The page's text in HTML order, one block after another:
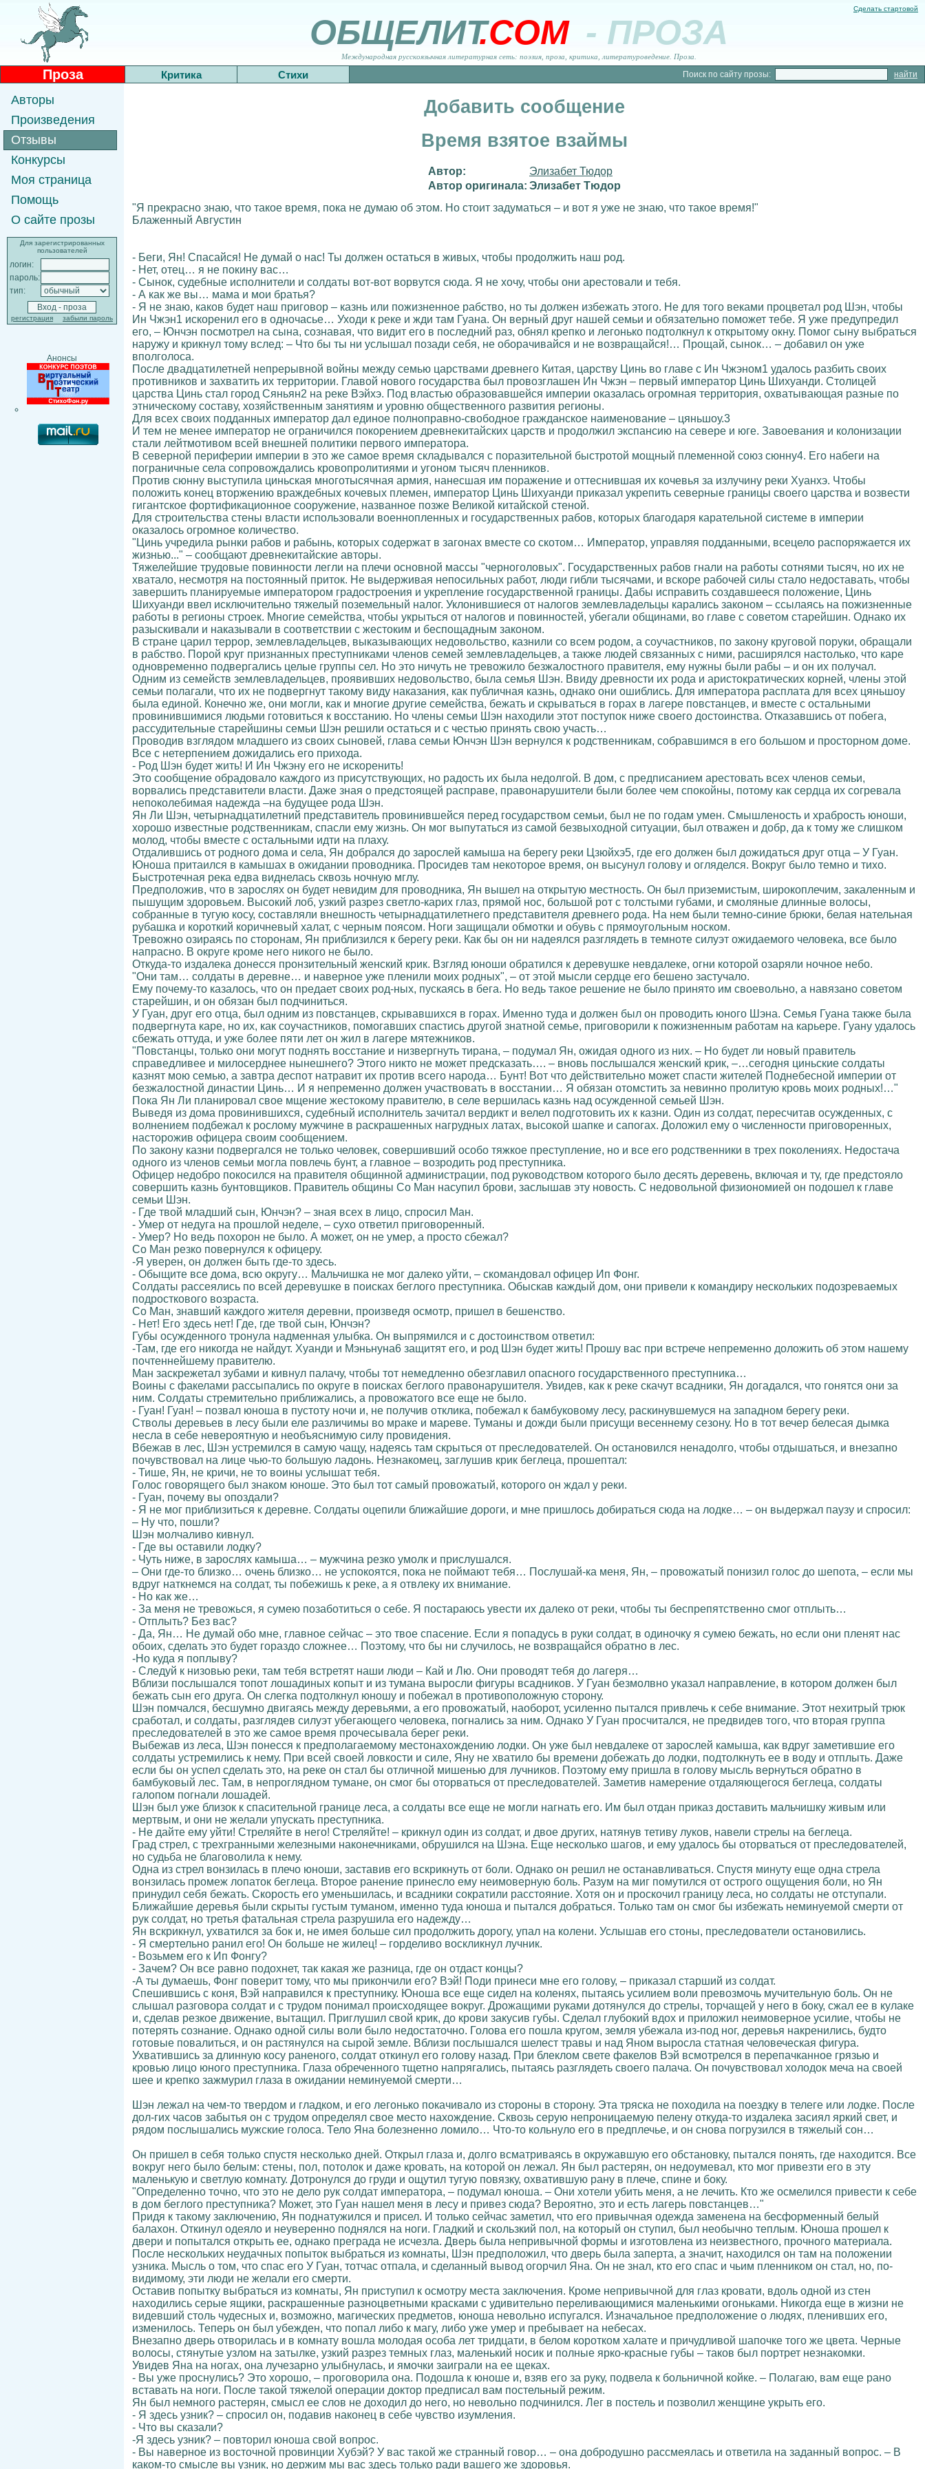
Сделать стартовой
ОБЩЕЛИТ.COM - ПРОЗА
Международная русскоязычная литературная сеть: поэзия, проза, критика, литературоведение. Проза.
Проза Критика Стихи Поиск по сайту прозы:
Авторы
Произведения
Отзывы
Конкурсы
Моя страница
Помощь
О сайте прозы
Для зарегистрированных
пользователей
логин:
пароль:
тип:
регистрация забыли пароль
Анонсы
Добавить сообщение
Время взятое взаймы
Автор:
Элизабет Тюдор
Автор оригинала: Элизабет Тюдор
"Я прекрасно знаю, что такое время, пока не думаю об этом. Но стоит задуматься – и вот я уже не знаю, что такое время!"
Блаженный Августин
- Беги, Ян! Спасайся! Не думай о нас! Ты должен остаться в живых, чтобы продолжить наш род.
- Нет, отец… я не покину вас…
- Сынок, судебные исполнители и солдаты вот-вот ворвутся сюда. Я не хочу, чтобы они арестовали и тебя.
- А как же вы… мама и мои братья?
- Я не знаю, каков будет наш приговор – казнь или пожизненное рабство, но ты должен избежать этого. Не для того веками процветал род Шэн, чтобы
Ин Чжэн1 искоренил его в одночасье… Уходи к реке и жди там Гуана. Он верный друг нашей семьи и обязательно поможет тебе. Я уже предупредил
его, – Юнчэн посмотрел на сына, сознавая, что видит его в последний раз, обнял крепко и легонько подтолкнул к открытому окну. Помог сыну выбраться
наружу и крикнул тому вслед: – Что бы ты ни услышал позади себя, не оборачивайся и не возвращайся!… Прощай, сынок… – добавил он уже
вполголоса.
После двадцатилетней непрерывной войны между семью царствами древнего Китая, царству Цинь во главе с Ин Чжэном1 удалось разбить своих
противников и захватить их территории. Главой нового государства был провозглашен Ин Чжэн – первый император Цинь Шихуанди. Столицей
царства Цинь стал город Сяньян2 на реке Вэйхэ. Под властью образовавшейся империи оказалась огромная территория, охватывающая разные по
этническому составу, хозяйственным занятиям и уровню общественного развития регионы.
Для всех своих подданных император дал единое полноправно-свободное гражданское наименование – цяньшоу.3
И тем не менее император не ограничился покорением древнекитайских царств и продолжил экспансию на севере и юге. Завоевания и колонизации
стали лейтмотивом всей внешней политики первого императора.
В северной периферии империи в это же самое время складывался с поразительной быстротой мощный племенной союз сюнну4. Его набеги на
пограничные села сопровождались кровопролитиями и угоном тысяч пленников.
Против сюнну выступила циньская многотысячная армия, нанесшая им поражение и оттеснившая их кочевья за излучину реки Хуанхэ. Чтобы
положить конец вторжению враждебных кочевых племен, император Цинь Шихуанди приказал укрепить северные границы своего царства и возвести
гигантское фортификационное сооружение, названное позже Великой китайской стеной.
Для строительства стены власти использовали военнопленных и государственных рабов, которых благодаря карательной системе в империи
оказалось огромное количество.
"Цинь учредила рынки рабов и рабынь, которых содержат в загонах вместе со скотом… Император, управляя подданными, всецело распоряжается их
жизнью..." – сообщают древнекитайские авторы.
Тяжелейшие трудовые повинности легли на плечи основной массы "черноголовых". Государственных рабов гнали на работы сотнями тысяч, но их не
хватало, несмотря на постоянный приток. Не выдерживая непосильных работ, люди гибли тысячами, и вскоре рабочей силы стало недоставать, чтобы
завершить планируемые императором градостроения и укрепление государственной границы. Дабы исправить создавшееся положение, Цинь
Шихуанди ввел исключительно тяжелый поземельный налог. Уклонившиеся от налогов землевладельцы карались законом – ссылаясь на пожизненные
работы в регионы строек. Многие семейства, чтобы укрыться от налогов и повинностей, убегали общинами, во главе с советом старейшин. Однако их
разыскивали и наказывали в соответствии с жестоким и беспощадным законом.
В стране царил террор, землевладельцев, выказывающих недовольство, казнили со всем родом, а соучастников, по закону круговой поруки, обращали
в рабство. Порой круг признанных преступниками членов семей землевладельцев, а также людей связанных с ними, расширялся настолько, что каре
одновременно подвергались целые группы сел. Но это ничуть не тревожило безжалостного правителя, ему нужны были рабы – и он их получал.
Одним из семейств землевладельцев, проявивших недовольство, была семья Шэн. Ввиду древности их рода и аристократических корней, члены этой
семьи полагали, что их не подвергнут такому виду наказания, как публичная казнь, однако они ошиблись. Для императора расплата для всех цяньшоу
была единой. Конечно же, они могли, как и многие другие семейства, бежать и скрываться в горах в лагере повстанцев, и вместе с остальными
провинившимися людьми готовиться к восстанию. Но члены семьи Шэн находили этот поступок ниже своего достоинства. Отказавшись от побега,
рассудительные старейшины семьи Шэн решили остаться и с честью принять свою участь…
Проводив взглядом младшего из своих сыновей, глава семьи Юнчэн Шэн вернулся к родственникам, собравшимся в его большом и просторном доме.
Все с нетерпением дожидались его прихода.
- Род Шэн будет жить! И Ин Чжэну его не искоренить!
Это сообщение обрадовало каждого из присутствующих, но радость их была недолгой. В дом, с предписанием арестовать всех членов семьи,
ворвались представители власти. Даже зная о предстоящей расправе, правонарушители были более чем спокойны, потому как сердца их согревала
непоколебимая надежда –на будущее рода Шэн.
Ян Ли Шэн, четырнадцатилетний представитель провинившейся перед государством семьи, был не по годам умен. Смышленость и храбрость юноши,
хорошо известные родственникам, спасли ему жизнь. Он мог выпутаться из самой безвыходной ситуации, был отважен и добр, да к тому же слишком
молод, чтобы вместе с остальными идти на плаху.
Отдалившись от родного дома и села, Ян добрался до зарослей камыша на берегу реки Цзюйхэ5, где его должен был дожидаться друг отца – У Гуан.
Юноша притаился в камышах в ожидании проводника. Просидев там некоторое время, он высунул голову и огляделся. Вокруг было темно и тихо.
Быстротечная река едва виднелась сквозь ночную мглу.
Предположив, что в зарослях он будет невидим для проводника, Ян вышел на открытую местность. Он был приземистым, широкоплечим, закаленным и
пышущим здоровьем. Высокий лоб, узкий разрез светло-карих глаз, прямой нос, большой рот с толстыми губами, и смоляные длинные волосы,
собранные в тугую косу, составляли внешность четырнадцатилетнего представителя древнего рода. На нем были темно-синие брюки, белая нательная
рубашка и короткий коричневый халат, с черным поясом. Ноги защищали обмотки и обувь с прямоугольным носком.
Тревожно озираясь по сторонам, Ян приблизился к берегу реки. Как бы он ни надеялся разглядеть в темноте силуэт ожидаемого человека, все было
напрасно. В округе кроме него никого не было.
Откуда-то издалека донесся пронзительный женский крик. Взгляд юноши обратился к деревушке невдалеке, огни которой озаряли ночное небо.
"Они там… солдаты в деревне… и наверное уже пленили моих родных", – от этой мысли сердце его бешено застучало.
Ему почему-то казалось, что он предает своих род-ных, пускаясь в бега. Но ведь такое решение не было принято им своевольно, а навязано советом
старейшин, и он обязан был подчиниться.
У Гуан, друг его отца, был одним из повстанцев, скрывавшихся в горах. Именно туда и должен был он проводить юного Шэна. Семья Гуана также была
подвергнута каре, но их, как соучастников, помогавших спастись другой знатной семье, приговорили к пожизненным работам на карьере. Гуану удалось
сбежать оттуда, и уже более пяти лет он жил в лагере мятежников.
"Повстанцы, только они могут поднять восстание и низвергнуть тирана, – подумал Ян, ожидая одного из них. – Но будет ли новый правитель
справедливее и милосерднее нынешнего? Этого никто не может предсказать…. – вновь послышался женский крик, –…сегодня циньские солдаты
казнят мою семью, а завтра деспот натравит их против всего народа… Бунт! Вот что действительно может спасти жителей Поднебесной империи от
безжалостной династии Цинь… И я непременно должен участвовать в восстании… Я обязан отомстить за невинно пролитую кровь моих родных!…"
Пока Ян Ли планировал свое мщение жестокому правителю, в селе вершилась казнь над осужденной семьей Шэн.
Выведя из дома провинившихся, судебный исполнитель зачитал вердикт и велел подготовить их к казни. Один из солдат, пересчитав осужденных, с
волнением подбежал к рослому мужчине в раскрашенных нагрудных латах, высокой шапке и сапогах. Доложил ему о численности приговоренных,
насторожив офицера своим сообщением.
По закону казни подвергался не только человек, совершивший особо тяжкое преступление, но и все его родственники в трех поколениях. Недостача
одного из членов семьи могла повлечь бунт, а главное – возродить род преступника.
Офицер недобро покосился на правителя общинной администрации, под руководством которого было десять деревень, включая и ту, где предстояло
совершить казнь бунтовщиков. Правитель общины Со Ман насупил брови, заслышав эту новость. С недовольной физиономией он подошел к главе
семьи Шэн.
- Где твой младший сын, Юнчэн? – зная всех в лицо, спросил Ман.
- Умер от недуга на прошлой неделе, – сухо ответил приговоренный.
- Умер? Но ведь похорон не было. А может, он не умер, а просто сбежал?
Со Ман резко повернулся к офицеру.
-Я уверен, он должен быть где-то здесь.
- Обыщите все дома, всю округу… Мальчишка не мог далеко уйти, – скомандовал офицер Ип Фонг.
Солдаты рассеялись по всей деревушке в поисках беглого преступника. Обыскав каждый дом, они привели к командиру нескольких подозреваемых
подросткового возраста.
Со Ман, знавший каждого жителя деревни, произведя осмотр, пришел в бешенство.
- Нет! Его здесь нет! Где, где твой сын, Юнчэн?
Губы осужденного тронула надменная улыбка. Он выпрямился и с достоинством ответил:
-Там, где его никогда не найдут. Хуанди и Мэньнуна6 защитят его, и род Шэн будет жить! Прошу вас при встрече непременно доложить об этом нашему
почтеннейшему правителю.
Ман заскрежетал зубами и кивнул палачу, чтобы тот немедленно обезглавил опасного государственного преступника…
Воины с факелами рассыпались по округе в поисках беглого правонарушителя. Увидев, как к реке скачут всадники, Ян догадался, что гонятся они за
ним. Солдаты стремительно приближались, а провожатого все еще не было.
- Гуан! Гуан! – позвал юноша в пустоту ночи и, не получив отклика, побежал к бамбуковому лесу, раскинувшемуся на западном берегу реки.
Стволы деревьев в лесу были еле различимы во мраке и мареве. Туманы и дожди были присущи весеннему сезону. Но в тот вечер белесая дымка
несла в себе невероятную и необъяснимую силу провидения.
Вбежав в лес, Шэн устремился в самую чащу, надеясь там скрыться от преследователей. Он остановился ненадолго, чтобы отдышаться, и внезапно
почувствовал на лице чью-то большую ладонь. Незнакомец, заглушив крик беглеца, прошептал:
- Тише, Ян, не кричи, не то воины услышат тебя.
Голос говорящего был знаком юноше. Это был тот самый провожатый, которого он ждал у реки.
- Гуан, почему вы опоздали?
- Я не мог приблизиться к деревне. Солдаты оцепили ближайшие дороги, и мне пришлось добираться сюда на лодке… – он выдержал паузу и спросил:
– Ну что, пошли?
Шэн молчаливо кивнул.
- Где вы оставили лодку?
- Чуть ниже, в зарослях камыша… – мужчина резко умолк и прислушался.
– Они где-то близко… очень близко… не успокоятся, пока не поймают тебя… Послушай-ка меня, Ян, – провожатый понизил голос до шепота, – если мы
вдруг наткнемся на солдат, ты побежишь к реке, а я отвлеку их внимание.
- Но как же…
- За меня не тревожься, я сумею позаботиться о себе. Я постараюсь увести их далеко от реки, чтобы ты беспрепятственно смог отплыть…
- Отплыть? Без вас?
- Да, Ян… Не думай обо мне, главное сейчас – это твое спасение. Если я попадусь в руки солдат, в одиночку я сумею бежать, но если они пленят нас
обоих, сделать это будет гораздо сложнее… Поэтому, что бы ни случилось, не возвращайся обратно в лес.
-Но куда я поплыву?
- Следуй к низовью реки, там тебя встретят наши люди – Кай и Лю. Они проводят тебя до лагеря…
Вблизи послышался топот лошадиных копыт и из тумана выросли фигуры всадников. У Гуан безмолвно указал направление, в котором должен был
бежать сын его друга. Он слегка подтолкнул юношу и побежал в противоположную сторону.
Шэн помчался, бесшумно двигаясь между деревьями, а его провожатый, наоборот, усиленно пытался привлечь к себе внимание. Этот нехитрый трюк
сработал, и солдаты, разглядев силуэт убегающего человека, погнались за ним. Однако У Гуан просчитался, не предвидев того, что вторая группа
преследователей в это же самое время прочесывала берег реки.
Выбежав из леса, Шэн понесся к предполагаемому местонахождению лодки. Он уже был невдалеке от зарослей камыша, как вдруг заметившие его
солдаты устремились к нему. При всей своей ловкости и силе, Яну не хватило бы времени добежать до лодки, подтолкнуть ее в воду и отплыть. Даже
если бы он успел сделать это, на реке он стал бы отличной мишенью для лучников. Поэтому ему пришла в голову мысль вернуться обратно в
бамбуковый лес. Там, в непроглядном тумане, он смог бы оторваться от преследователей. Заметив намерение отдаляющегося беглеца, солдаты
галопом погнали лошадей.
Шэн был уже близок к спасительной границе леса, а солдаты все еще не могли нагнать его. Им был отдан приказ доставить мальчишку живым или
мертвым, и они не желали упускать преступника.
- Не дайте ему уйти! Стреляйте в него! Стреляйте! – крикнул один из солдат, и двое других, натянув тетиву луков, навели стрелы на беглеца.
Град стрел, с трехгранными железными наконечниками, обрушился на Шэна. Еще несколько шагов, и ему удалось бы оторваться от преследователей,
но судьба не благоволила к нему.
Одна из стрел вонзилась в плечо юноши, заставив его вскрикнуть от боли. Однако он решил не останавливаться. Спустя минуту еще одна стрела
вонзилась промеж лопаток беглеца. Второе ранение принесло ему неимоверную боль. Разум на миг помутился от острого ощущения боли, но Ян
принудил себя бежать. Скорость его уменьшилась, и всадники сократили расстояние. Хотя он и проскочил границу леса, но солдаты не отступали.
Ближайшие деревья были скрыты густым туманом, именно туда юноша и пытался добраться. Только там он смог бы избежать неминуемой смерти от
рук солдат, но третья фатальная стрела разрушила его надежду…
Ян вскрикнул, ухватился за бок и, не имея больше сил продолжить дорогу, упал на колени. Услышав его стоны, преследователи остановились.
- Я смертельно ранил его! Он больше не жилец! – горделиво воскликнул лучник.
- Возьмем его к Ип Фонгу?
- Зачем? Он все равно подохнет, так какая же разница, где он отдаст концы?
-А ты думаешь, Фонг поверит тому, что мы прикончили его? Вэй! Поди принеси мне его голову, – приказал старший из солдат.
Спешившись с коня, Вэй направился к преступнику. Юноша все еще сидел на коленях, пытаясь усилием воли превозмочь мучительную боль. Он не
слышал разговора солдат и с трудом понимал происходящее вокруг. Дрожащими руками дотянулся до стрелы, торчащей у него в боку, сжал ее в кулаке
и, сделав резкое движение, вытащил. Приглушил свой крик, до крови закусив губы. Сделал глубокий вдох и приложил неимоверное усилие, чтобы не
потерять сознание. Однако одной силы воли было недостаточно. Голова его пошла кругом, земля убежала из-под ног, деревья накренились, будто
готовые повалиться, и он растянулся на сырой земле. Вблизи послышался шелест травы и над Яном выросла статная человеческая фигура.
Ухватившись за длинную косу раненого, солдат откинул его голову назад. При блеклом свете факелов Вэй всмотрелся в перепачканное грязью и
кровью лицо юного преступника. Глаза обреченного тщетно напрягались, пытаясь разглядеть своего палача. Он почувствовал холодок меча на своей
шее и крепко зажмурил глаза в ожидании неминуемой смерти…
Шэн лежал на чем-то твердом и гладком, и его легонько покачивало из стороны в сторону. Эта тряска не походила на поездку в телеге или лодке. После
дол-гих часов забытья он с трудом определял свое место нахождение. Сквозь серую непроницаемую пелену откуда-то издалека засиял яркий свет, и
рядом послышались мужские голоса. Тело Яна болезненно ломило… Что-то кольнуло его в предплечье, и он снова погрузился в тяжелый сон…
Он пришел в себя только спустя несколько дней. Открыл глаза и, долго всматриваясь в окружавшую его обстановку, пытался понять, где находится. Все
вокруг него было белым: стены, пол, потолок и даже кровать, на которой он лежал. Ян был растерян, он недоумевал, кто мог привезти его в эту
маленькую и светлую комнату. Дотронулся до груди и ощутил тугую повязку, охватившую рану в плече, спине и боку.
"Определенно точно, что это не дело рук солдат императора, – подумал юноша. – Они хотели убить меня, а не лечить. Кто же осмелился привести к себе
в дом беглого преступника? Может, это Гуан нашел меня в лесу и привез сюда? Вероятно, это и есть лагерь повстанцев…"
Придя к такому заключению, Ян поднатужился и присел. И только сейчас заметил, что его привычная одежда заменена на бесформенный белый
балахон. Откинул одеяло и неуверенно поднялся на ноги. Гладкий и скользкий пол, на который он ступил, был необычно теплым. Юноша прошел к
двери и попытался открыть ее, однако преграда не исчезла. Дверь была непривычной формы и изготовлена из неизвестного, прочного материала.
После нескольких неудачных попыток выбраться из комнаты, Шэн предположил, что дверь была заперта, а значит, находился он там на положении
узника. Мысль о том, что спас его У Гуан, тотчас отпала, и сделанный вывод огорчил Яна. Он не знал, кто его спас и чьим пленником он стал, но, по-
видимому, эти люди не желали его смерти.
Оставив попытку выбраться из комнаты, Ян приступил к осмотру места заключения. Кроме непривычной для глаз кровати, вдоль одной из стен
находились серые ящики, раскрашенные разноцветными красками с удивительно переливающимися маленькими огоньками. Никогда еще в жизни не
видевший столь чудесных и, возможно, магических предметов, юноша невольно испугался. Изначальное предположение о людях, пленивших его,
изменилось. Теперь он был убежден, что попал либо к магу, либо уже умер и пребывает на небесах.
Внезапно дверь отворилась и в комнату вошла молодая особа лет тридцати, в белом коротком халате и причудливой шапочке того же цвета. Черные
волосы, стянутые узлом на затылке, узкий разрез темных глаз, маленький носик и полные ярко-красные губы – таков был портрет незнакомки.
Увидев Яна на ногах, она лучезарно улыбнулась, и ямочки заиграли на ее щеках.
- Вы уже проснулись? Это хорошо, – проговорила она. Подошла к юноше и, взяв его за руку, подвела к больничной койке. – Полагаю, вам еще рано
вставать на ноги. После такой тяжелой операции доктор предписал вам постельный режим.
Ян был немного растерян, смысл ее слов не доходил до него, но невольно подчинился. Лег в постель и позволил женщине укрыть его.
- Я здесь узник? – спросил он, подавив наконец в себе чувство изумления.
- Что вы сказали?
-Я здесь узник? – повторил юноша свой вопрос.
- Вы наверное из восточной провинции Хубэй? У вас такой же странный говор… – она добродушно рассмеялась и ответила на заданный вопрос. – В
каком-то смысле вы узник, но держим мы вас здесь только ради вашего же здоровья.